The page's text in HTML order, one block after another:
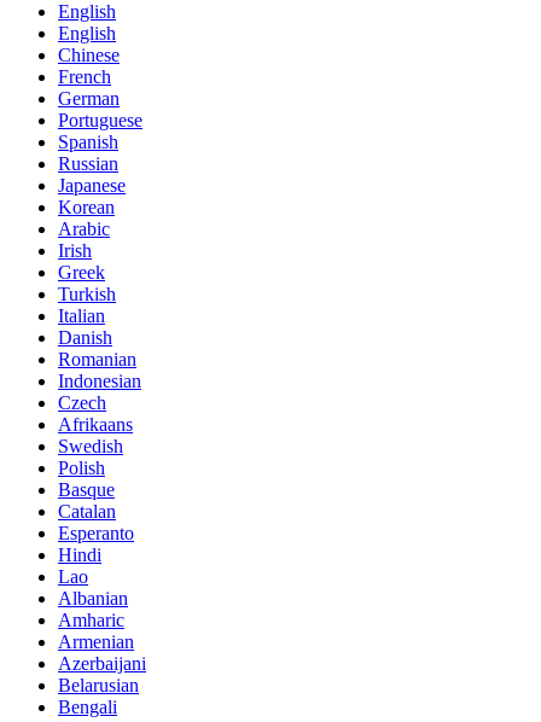
English
English
Chinese
French
German
Portuguese
Spanish
Russian
Japanese
Korean
Arabic
Irish
Greek
Turkish
Italian
Danish
Romanian
Indonesian
Czech
Afrikaans
Swedish
Polish
Basque
Catalan
Esperanto
Hindi
Lao
Albanian
Amharic
Armenian
Azerbaijani
Belarusian
Bengali